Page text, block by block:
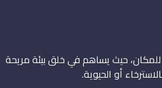
حيث يساهم في خلق بيئة مريحة
أو الحيوية.